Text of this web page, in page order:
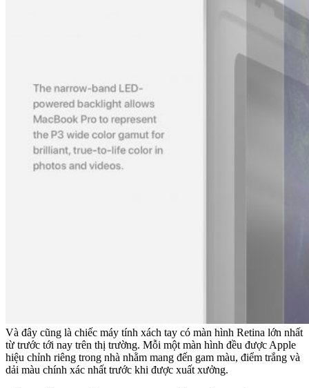
Và đây cũng là chiếc máy tính xách tay có màn hình Retina lớn nhất
từ trước tới nay trên thị trường. Mỗi một màn hình đều được Apple
hiệu chỉnh riêng trong nhà nhằm mang đến gam màu, điểm trắng và
dải màu chính xác nhất trước khi được xuất xưởng.